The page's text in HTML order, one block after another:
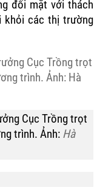
đối mặt với thách
khỏi các thị trường
Cục Trồng trọt
trình. Ảnh: Hà